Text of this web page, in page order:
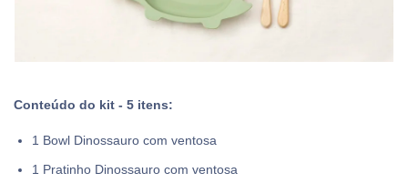
Conteúdo do kit - 5 itens:
1 Bowl Dinossauro com ventosa
1 Pratinho Dinossauro com ventosa